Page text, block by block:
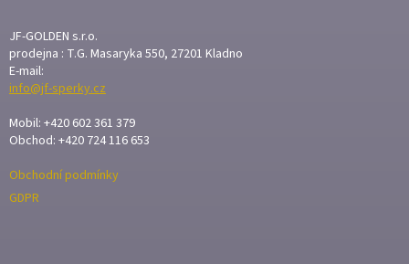
A
T
JF-GOLDEN s.r.o.
prodejna : T.G. Masaryka 550, 27201 Kladno
E-mail:
info@jf-sperky.cz
Mobil: +420 602 361 379
Obchod: +420 724 116 653
Obchodní podmínky
GDPR